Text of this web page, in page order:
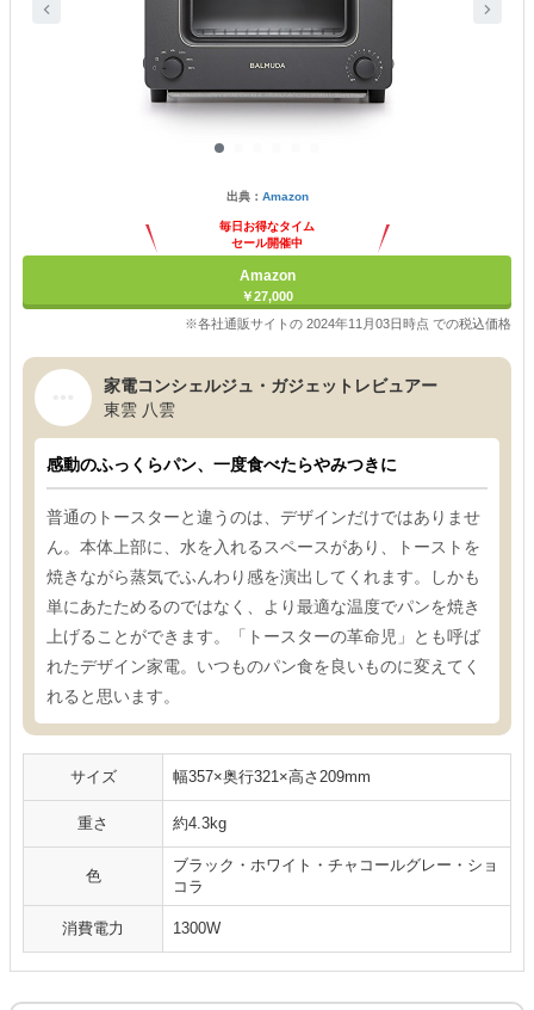
出典： Amazon
毎日お得なタイム
セール開催中
Amazon
￥27,000
※各社通販サイトの 2024年11月03日時点 での税込価格
家電コンシェルジュ・ガジェットレビュアー
東雲 八雲
感動のふっくらパン、一度食べたらやみつきに
普通のトースターと違うのは、デザインだけではありませ
ん。本体上部に、水を入れるスペースがあり、トーストを
焼きながら蒸気でふんわり感を演出してくれます。しかも
単にあたためるのではなく、より最適な温度でパンを焼き
上げることができます。「トースターの革命児」とも呼ば
れたデザイン家電。いつものパン食を良いものに変えてく
れると思います。
サイズ 幅357×奥行321×高さ209mm
重さ 約4.3kg
色
ブラック・ホワイト・チャコールグレー・ショ
コラ
消費電力 1300W